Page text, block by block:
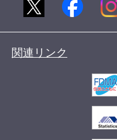
関連リンク